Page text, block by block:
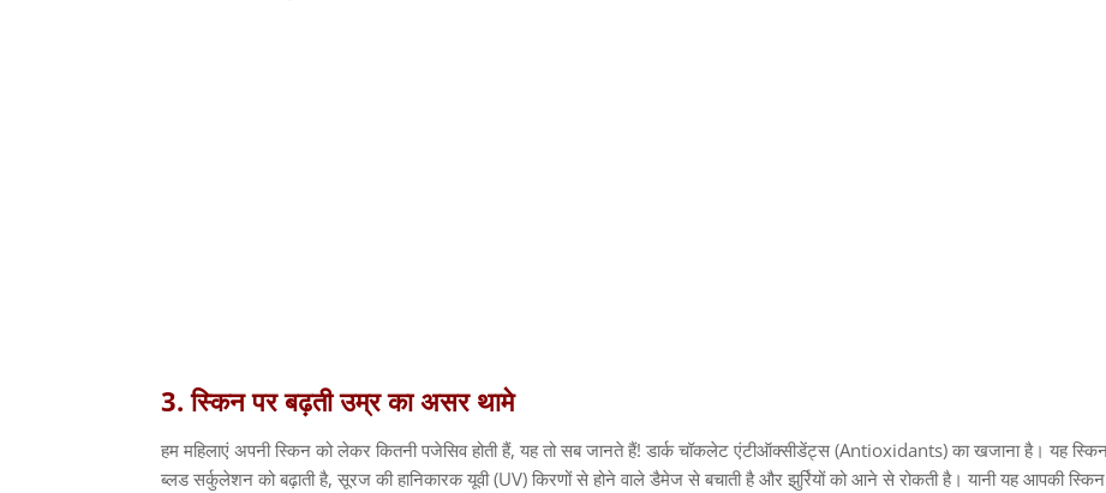
3.स्किन पर बढ़ती उम्र का असर थामे
हम महिलाएं अपनी स्किन को लेकर कितनी पजेसिव होती हैं,यह तो सब जानते हैं!डार्क चॉकलेट एंटीऑक्सीडेंट्स (Antioxidants)का खजाना है। यह
ब्लड सर्कुलेशन को बढ़ाती है,सूरज की हानिकारक यूवी(UV)किरणों से होने वाले डैमेज से बचाती है और झुर्रियों को आने से रोकती है। यानी यह आपकी